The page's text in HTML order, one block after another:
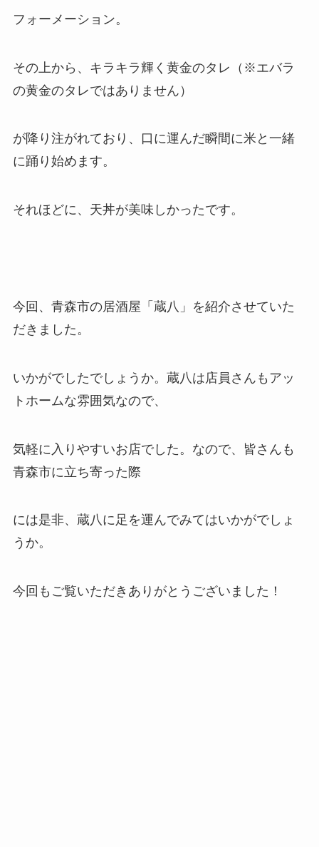
フォーメーション。
その上から、キラキラ輝く黄金のタレ（※エバラ
の黄金のタレではありません）
が降り注がれており、口に運んだ瞬間に米と一緒
に踊り始めます。
それほどに、天丼が美味しかったです。
今回、青森市の居酒屋「蔵八」を紹介させていた
だきました。
いかがでしたでしょうか。蔵八は店員さんもアッ
トホームな雰囲気なので、
気軽に入りやすいお店でした。なので、皆さんも
青森市に立ち寄った際
には是非、蔵八に足を運んでみてはいかがでしょ
うか。
今回もご覧いただきありがとうございました！